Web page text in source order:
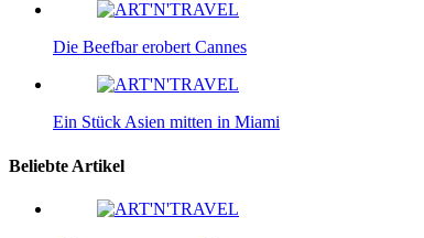
Die Beefbar erobert Cannes
Ein Stück Asien mitten in Miami
Beliebte Artikel